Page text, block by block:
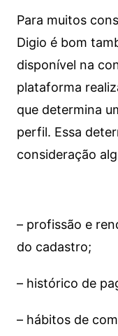
Para muitos
Digio é bom
disponível na
plataforma
que determina
perfil. Essa
consideração
– profissão e
do cadastro;
– histórico de
– hábitos de